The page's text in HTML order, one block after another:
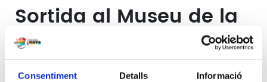
Consentiment Detalls Informació
Sortida al Museu de la
xocolata
Els alumnes de 2n de primària han anat